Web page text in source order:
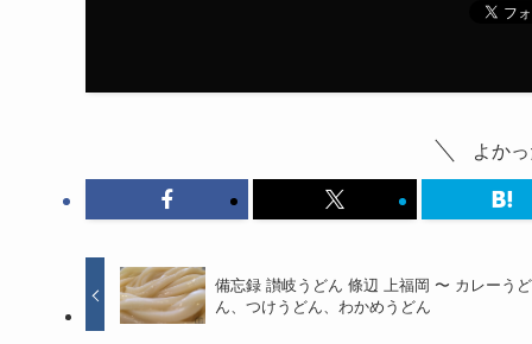
よか
備忘録 讃岐うどん 條辺 上福岡 〜 カレーうど
ん、つけうどん、わかめうどん